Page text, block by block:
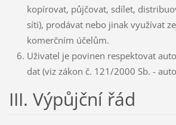
kopírovat, půjčovat, sdílet,
síti), prodávat nebo jinak využívat
komerčním účelům.
Uživatel je povinen respektovat
dat (viz zákon č. 121/2000 Sb. -
III. Výpůjční řád